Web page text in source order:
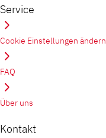
Service
Cookie Einstellungen ändern
FAQ
Über uns
Kontakt